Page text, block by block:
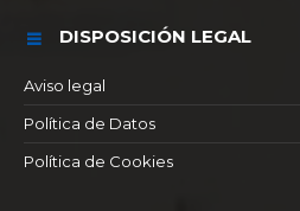
DISPOSICIÓN LEGAL
Aviso legal
Política de Datos
Política de Cookies